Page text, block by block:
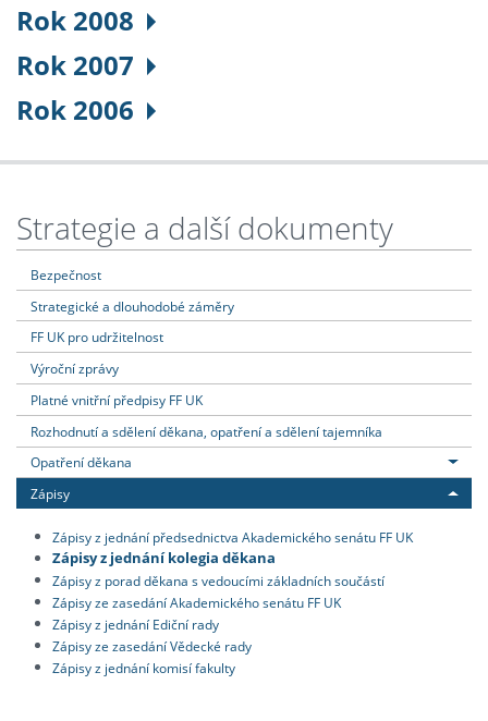
Rok 2008
Rok 2007
Rok 2006
Strategie a další dokumenty
Bezpečnost
Strategické a dlouhodobé záměry
FF UK pro udržitelnost
Výroční zprávy
Platné vnitřní předpisy FF UK
Rozhodnutí a sdělení děkana, opatření a sdělení tajemníka
Opatření děkana
Zápisy
Zápisy z jednání předsednictva Akademického senátu FF UK
Zápisy z jednání kolegia děkana
Zápisy z porad děkana s vedoucími základních součástí
Zápisy ze zasedání Akademického senátu FF UK
Zápisy z jednání Ediční rady
Zápisy ze zasedání Vědecké rady
Zápisy z jednání komisí fakulty